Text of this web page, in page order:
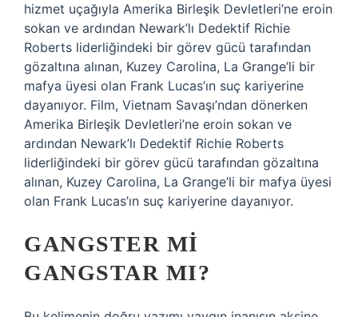
hizmet uçağıyla Amerika Birleşik Devletleri’ne eroin
sokan ve ardından Newark’lı Dedektif Richie
Roberts liderliğindeki bir görev gücü tarafından
gözaltına alınan, Kuzey Carolina, La Grange’li bir
mafya üyesi olan Frank Lucas’ın suç kariyerine
dayanıyor. Film, Vietnam Savaşı’ndan dönerken
Amerika Birleşik Devletleri’ne eroin sokan ve
ardından Newark’lı Dedektif Richie Roberts
liderliğindeki bir görev gücü tarafından gözaltına
alınan, Kuzey Carolina, La Grange’li bir mafya üyesi
olan Frank Lucas’ın suç kariyerine dayanıyor.
GANGSTER MI
GANGSTAR MI?